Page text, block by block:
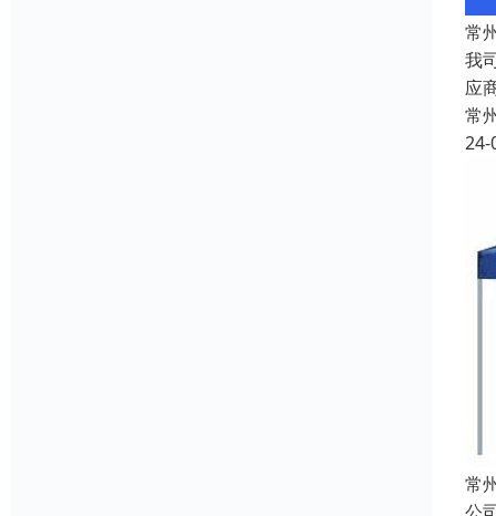
常
我
应
常
24-
常